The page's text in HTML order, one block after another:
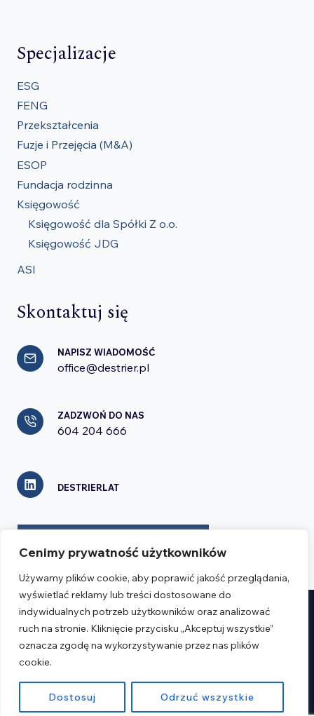
Cenimy prywatność użytkowników
Używamy plików cookie, aby poprawić jakość przeglądania,
wyświetlać reklamy lub treści dostosowane do
indywidualnych potrzeb użytkowników oraz analizować
ruch na stronie. Kliknięcie przycisku „Akceptuj wszystkie”
oznacza zgodę na wykorzystywanie przez nas plików
cookie.
Dostosuj Odrzuć wszystkie
Specjalizacje
ESG
FENG
Przekształcenia
Fuzje i Przejęcia (M&A)
ESOP
Fundacja rodzinna
Księgowość
Księgowość dla Spółki Z o.o.
Księgowość JDG
ASI
Skontaktuj się
NAPISZ WIADOMOŚĆ
office@destrier.pl
ZADZWOŃ DO NAS
604 204 666
DESTRIERLAT
FORMULARZ KONTAKTOWY
Realizacja:Verseo.pl
Regulamin